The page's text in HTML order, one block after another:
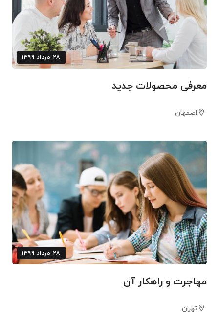
۲۸ مرداد ۱۳۹۹
معرفی محصولات جدید
اصفهان
۲۸ مرداد ۱۳۹۹
مهاجرت و راهکار آن
تهران